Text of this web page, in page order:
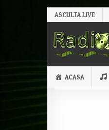
ASCULTA LIVE
ACASA